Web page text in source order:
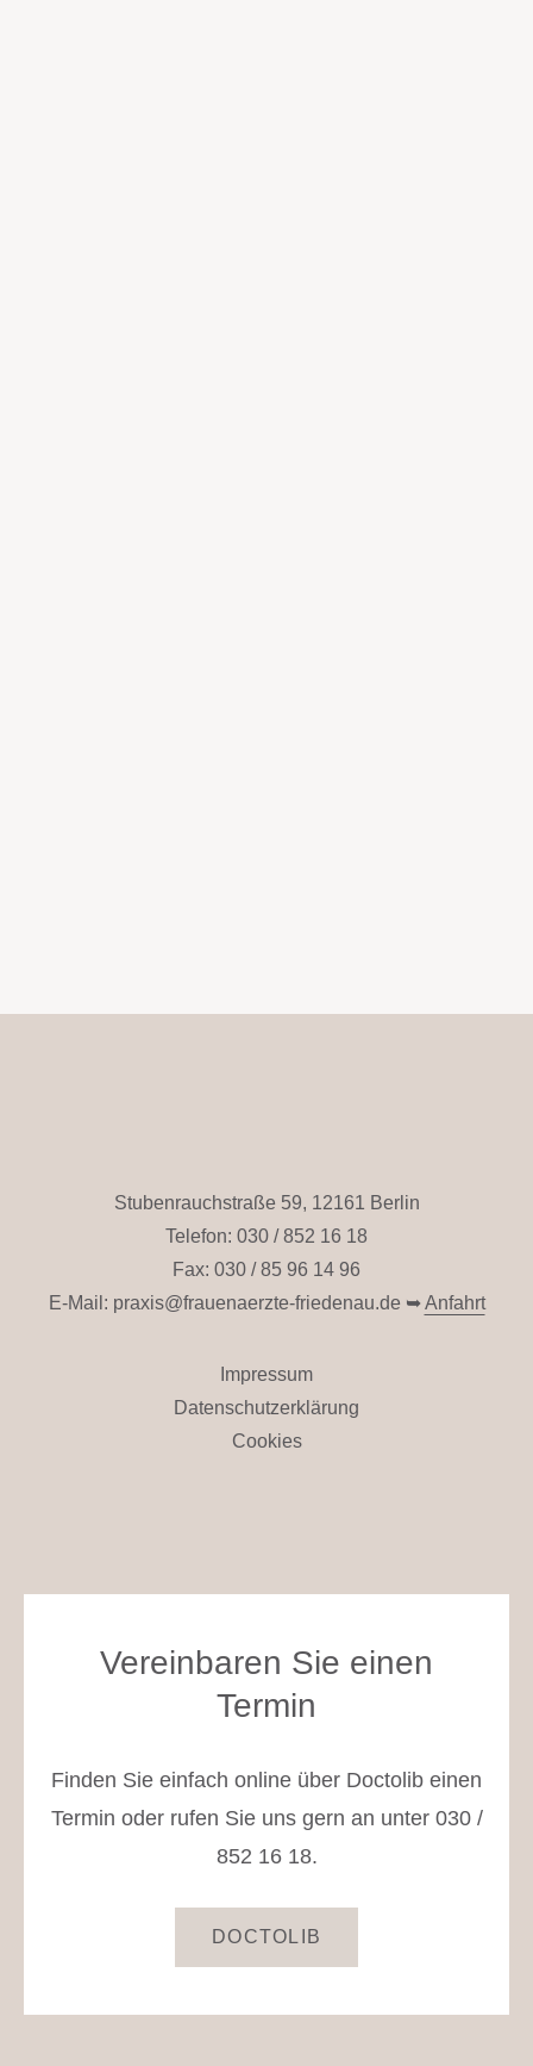
Stubenrauchstraße 59, 12161 Berlin
Telefon: 030 / 852 16 18
Fax: 030 / 85 96 14 96
E-Mail: praxis@frauenaerzte-friedenau.de ➥Anfahrt
Impressum
Datenschutzerklärung
Cookies
Vereinbaren Sie einen
Termin
Finden Sie einfach online über Doctolib einen
Termin oder rufen Sie uns gern an unter 030 /
852 16 18.
DOCTOLIB